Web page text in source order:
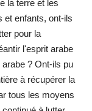
la terre et les
et enfants, ont-ils
pour la
l'esprit arabe
? Ont-ils pu
à récupérer la
tous les moyens